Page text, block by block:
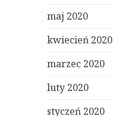
maj 2020
kwiecień 2020
marzec 2020
luty 2020
styczeń 2020